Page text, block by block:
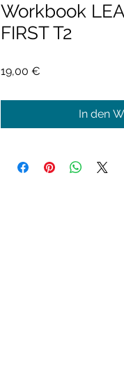
Workbook
FIRST T2
19,00 €
In den